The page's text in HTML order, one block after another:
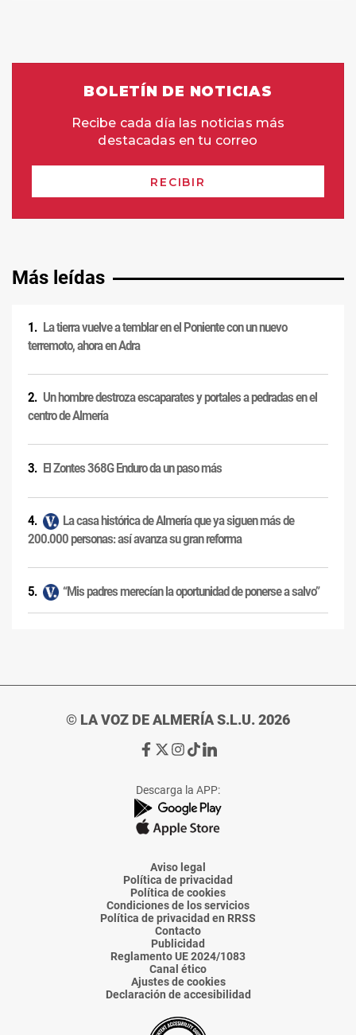
Más leídas
La tierra vuelve a temblar en el Poniente con un nuevo
terremoto, ahora en Adra
Un hombre destroza escaparates y portales a pedradas en el
centro de Almería
El Zontes 368G Enduro da un paso más
La casa histórica de Almería que ya siguen más de
200.000 personas: así avanza su gran reforma
“Mis padres merecían la oportunidad de ponerse a salvo”
© LA VOZ DE ALMERÍA S.L.U. 2026
Ir
de
La
Voz
Almería
Ir
de
La
Voz
Almería
Ir
de
La
Voz
Almería
Ir
de
La
Voz
Almería
Ir
de
La
Voz
Descarga la APP:
Aviso legal
Política de privacidad
Política de cookies
Condiciones de los servicios
Política de privacidad en RRSS
Contacto
Publicidad
Reglamento UE 2024/1083
Canal ético
Ajustes de cookies
Declaración de accesibilidad